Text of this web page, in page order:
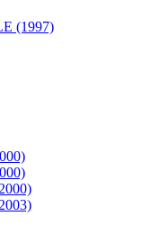
(1997)